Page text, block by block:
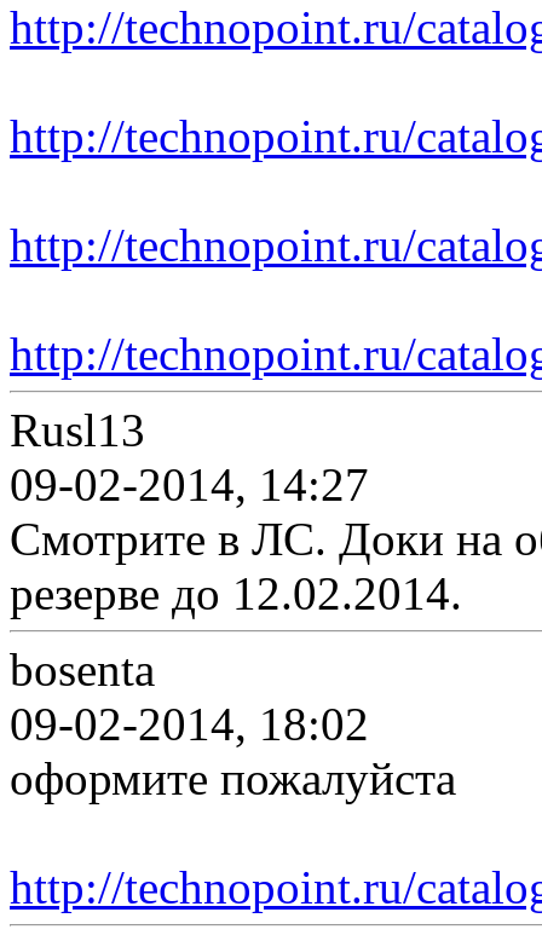
http://technopoint.ru/
http://technopoint.ru/
http://technopoint.ru/
http://technopoint.ru/
Rusl13
09-02-2014, 14:27
Смотрите в ЛС. Доки на
резерве до 12.02.2014.
bosenta
09-02-2014, 18:02
оформите пожалуйста
http://technopoint.ru/